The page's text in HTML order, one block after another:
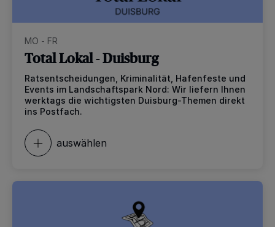
MO - FR
Total Lokal - Duisburg
Ratsentscheidungen, Kriminalität, Hafenfeste und
Events im Landschaftspark Nord: Wir liefern Ihnen
werktags die wichtigsten Duisburg-Themen direkt
ins Postfach.
auswählen